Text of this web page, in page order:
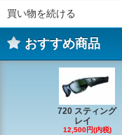
買い物を続ける
おすすめ商品
720 スティング
レイ
12,500円(内税)